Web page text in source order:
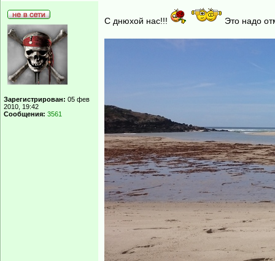
Зарегистрирован: 05 фев
2010, 19:42
Сообщения: 3561
С днюхой нас!!! Это надо